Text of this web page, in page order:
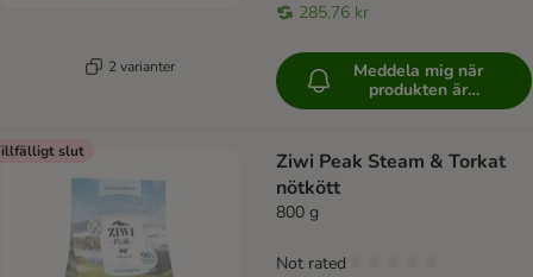
2 varianter
285,76 kr
Meddela mig när
produkten är
tillgänglig
slut
Ziwi Peak Steam & Torkat
nötkött
800 g
Not rated